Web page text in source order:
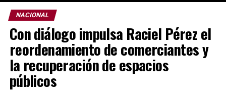
NACIONAL
Con diálogo impulsa Raciel Pérez el
reordenamiento de comerciantes y
la recuperación de espacios
públicos